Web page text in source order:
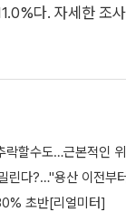
다. 자세한 조
락할수도…근본적인
린다?…"용산 이전부
초반[리얼미터]